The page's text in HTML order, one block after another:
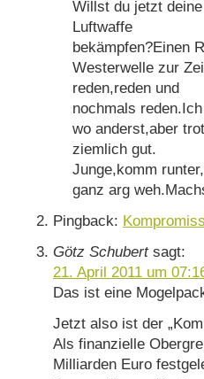
Willst du jetzt
Luftwaffe
bekämpfen?Einen
Westerwelle zur
reden,reden und
nochmals
wo anderst,aber
ziemlich gut.
Junge,komm
ganz arg
Pingback:
Götz Schubert sagt:
21. April 2011 um
Das ist eine
Jetzt also ist der
Als finanzielle
Milliarden Euro